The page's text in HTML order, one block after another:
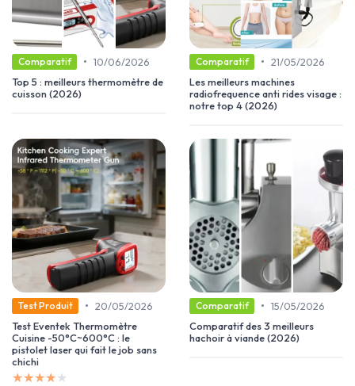
Comparatif • 10/06/2026
Top 5 : meilleurs thermomètre de
cuisson (2026)
Comparatif • 21/05/2026
Les meilleurs machines
radiofrequence anti rides visage :
notre top 4 (2026)
Test Produit • 20/05/2026
Test Eventek Thermomètre
Cuisine -50°C~600°C : le
pistolet laser qui fait le job sans
chichi
★★★★★
★★★★★
Comparatif • 15/05/2026
Comparatif des 3 meilleurs
hachoir à viande (2026)